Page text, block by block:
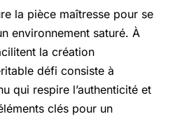
la pièce maîtresse pour se
environnement saturé. À
la création
défi consiste à
qui respire l’authenticité et
clés pour un